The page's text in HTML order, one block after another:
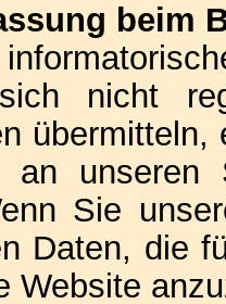
beim
nicht
an unseren
Sie
Daten, die
Website